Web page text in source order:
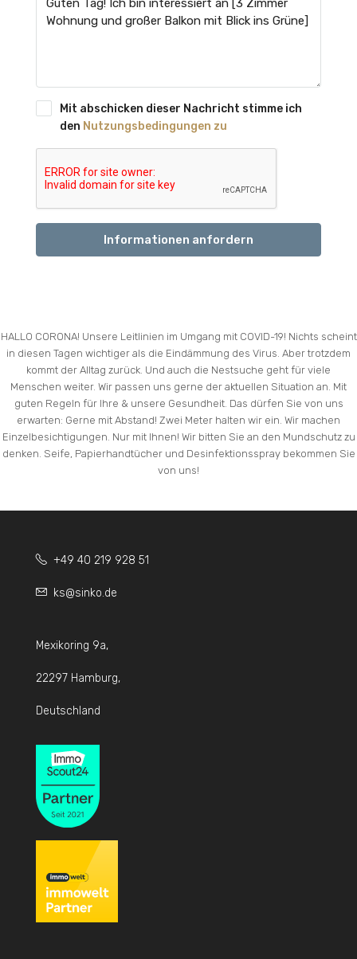
Mit abschicken dieser Nachricht stimme ich
den Nutzungsbedingungen zu
Informationen anfordern
HALLO CORONA! Unsere Leitlinien im Umgang mit COVID-19! Nichts scheint
in diesen Tagen wichtiger als die Eindämmung des Virus. Aber trotzdem
kommt der Alltag zurück. Und auch die Nestsuche geht für viele
Menschen weiter. Wir passen uns gerne der aktuellen Situation an. Mit
guten Regeln für Ihre & unsere Gesundheit. Das dürfen Sie von uns
erwarten: Gerne mit Abstand! Zwei Meter halten wir ein. Wir machen
Einzelbesichtigungen. Nur mit Ihnen! Wir bitten Sie an den Mundschutz zu
denken. Seife, Papierhandtücher und Desinfektionsspray bekommen Sie
von uns!
+49 40 219 928 51
ks@sinko.de
Mexikoring 9a,
22297 Hamburg,
Deutschland